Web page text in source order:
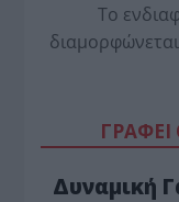
Το
Δυναμική